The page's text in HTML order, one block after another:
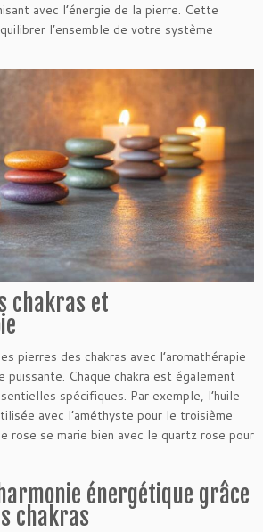
avec l’énergie de la pierre. Cette
l’ensemble de votre système
chakras et
pierres des chakras avec l’aromathérapie
puissante. Chaque chakra est également
spécifiques. Par exemple, l’huile
avec l’améthyste pour le troisième
rose se marie bien avec le quartz rose pour
énergétique grâce
chakras